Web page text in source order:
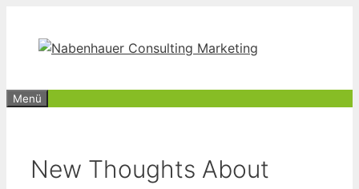
springen
Menü
New Thoughts About